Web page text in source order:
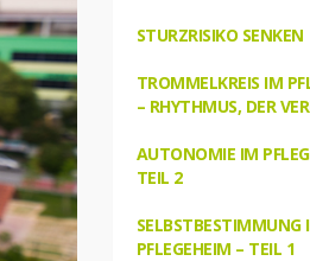
STURZRISIKO SENKEN
TROMMELKREIS IM
– RHYTHMUS, DER
AUTONOMIE IM
TEIL 2
SELBSTBESTIMMUNG
PFLEGEHEIM – TEIL 1